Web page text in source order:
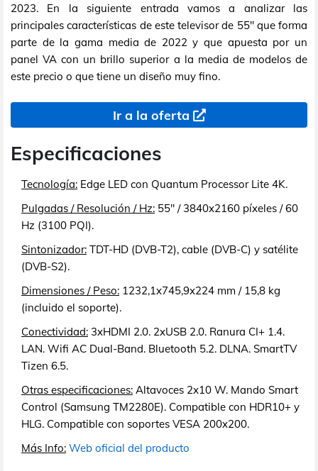
2023. En la siguiente entrada vamos a analizar las
principales características de este televisor de 55" que forma
parte de la gama media de 2022 y que apuesta por un
panel VA con un brillo superior a la media de modelos de
este precio o que tiene un diseño muy fino.
Ir a la oferta
Especificaciones
Tecnología: Edge LED con Quantum Processor Lite 4K.
Pulgadas / Resolución / Hz: 55" / 3840x2160 píxeles / 60
Hz (3100 PQI).
Sintonizador: TDT-HD (DVB-T2), cable (DVB-C) y satélite
(DVB-S2).
Dimensiones / Peso: 1232,1x745,9x224 mm / 15,8 kg
(incluido el soporte).
Conectividad: 3xHDMI 2.0. 2xUSB 2.0. Ranura CI+ 1.4.
LAN. Wifi AC Dual-Band. Bluetooth 5.2. DLNA. SmartTV
Tizen 6.5.
Otras especificaciones: Altavoces 2x10 W. Mando Smart
Control (Samsung TM2280E). Compatible con HDR10+ y
HLG. Compatible con soportes VESA 200x200.
Más Info: Web oficial del producto